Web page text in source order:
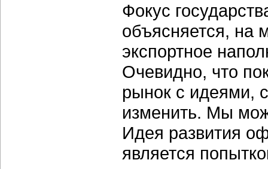
Фокус
объясняется, на
экспортное
Очевидно, что
рынок с идеями,
изменить. Мы
Идея развития
является